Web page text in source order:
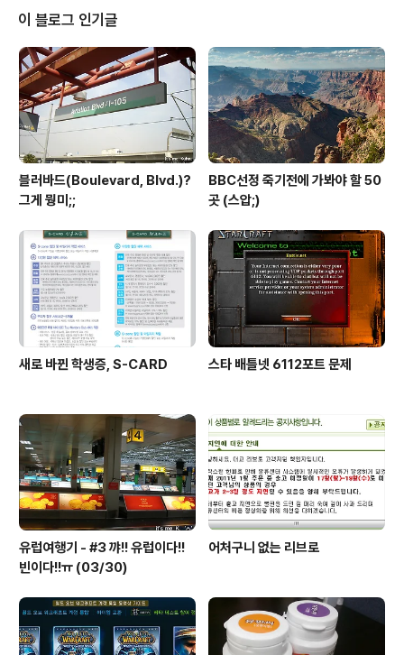
대한항공, 아시아나항공 다음으로 세번째 정기면허를 갖고
있고, 인터넷에선 그 고유색때문에 '감귤항공'으로 불리기
도 한다.ㅋㅋ 제주항공은 저가항공사다 보니 국내선에 제
트기를 쓰는 메이저 항공사와는 다르게 터보프롭기를 사용
한다. 우리나라에선 못 보던 기종인데다 막 옆에 프로펠러
가 돌아가는 것도 보이고 비행기도 좀 작아서, ..
이 블로그 인기글
블러바드(Boulevard, Blvd.)?
그게 뭥미;;
BBC선정 죽기전에 가봐야 할 50
곳 (스압;)
새로 바뀐 학생증, S-CARD 스타 배틀넷 6112포트 문제
유럽여행기 - #3 꺄!! 유럽이다!!
빈이다!!ㅠ (03/30)
어처구니 없는 리브로